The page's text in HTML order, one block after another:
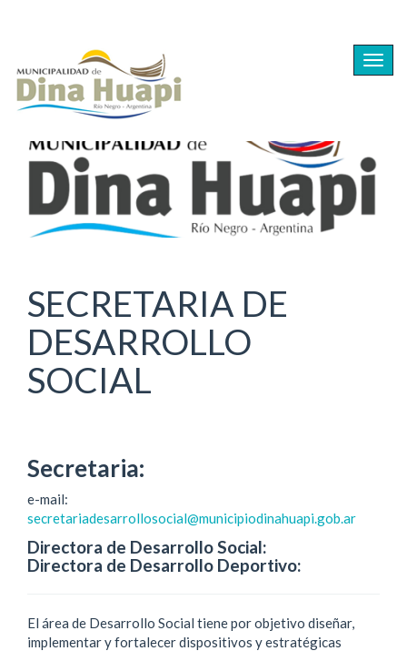
contenido
principal
SECRETARIA DE
DESARROLLO
SOCIAL
Secretaria:
e-mail:
secretariadesarrollosocial@municipiodinahuapi.gob.ar
Directora de Desarrollo Social:
Directora de Desarrollo Deportivo:
El área de Desarrollo Social tiene por objetivo diseñar,
implementar y fortalecer dispositivos y estratégicas